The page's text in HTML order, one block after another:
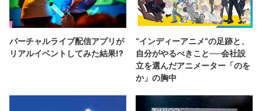
バーチャルライブ配信アプリが
リアルイベントしてみた結果!?
“インディーアニメ“の足跡と、
自分がやるべきこと──会社設
立を選んだアニメーター「のを
か」の胸中